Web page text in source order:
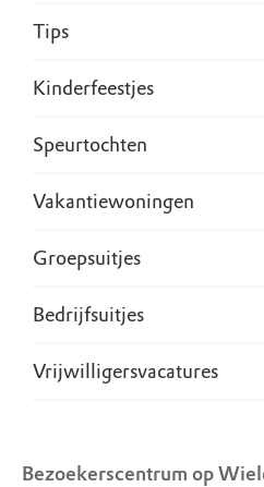
Tips
Kinderfeestjes
Speurtochten
Vakantiewoningen
Groepsuitjes
Bedrijfsuitjes
Vrijwilligersvacatures
Bezoekerscentrum op